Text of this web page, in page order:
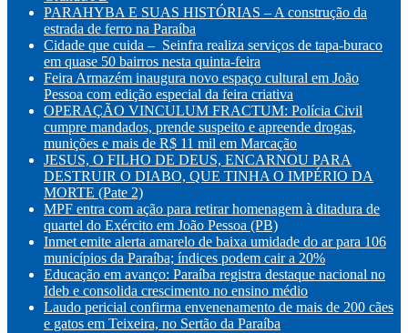
PARAHYBA E SUAS HISTÓRIAS – A construção da
estrada de ferro na Paraíba
Cidade que cuida – Seinfra realiza serviços de tapa-buraco
em quase 50 bairros nesta quinta-feira
Feira Armazém inaugura novo espaço cultural em João
Pessoa com edição especial da feira criativa
OPERAÇÃO VINCULUM FRACTUM: Polícia Civil
cumpre mandados, prende suspeito e apreende drogas,
munições e mais de R$ 11 mil em Marcação
JESUS, O FILHO DE DEUS, ENCARNOU PARA
DESTRUIR O DIABO, QUE TINHA O IMPÉRIO DA
MORTE (Pate 2)
MPF entra com ação para retirar homenagem à ditadura de
quartel do Exército em João Pessoa (PB)
Inmet emite alerta amarelo de baixa umidade do ar para 106
municípios da Paraíba; índices podem cair a 20%
Educação em avanço: Paraíba registra destaque nacional no
Ideb e consolida crescimento no ensino médio
Laudo pericial confirma envenenamento de mais de 200 cães
e gatos em Teixeira, no Sertão da Paraíba